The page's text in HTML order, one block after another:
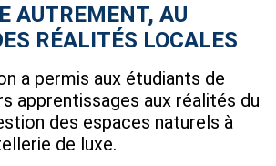
AUTREMENT, AU
RÉALITÉS LOCALES
a permis aux étudiants de
apprentissages aux réalités du
des espaces naturels à
de luxe.